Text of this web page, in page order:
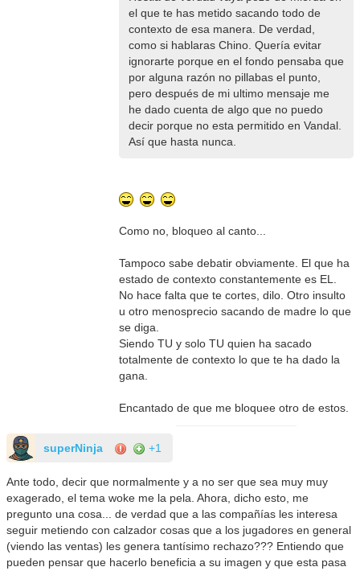
el que te has metido sacando todo de
contexto de esa manera. De verdad,
como si hablaras Chino. Quería evitar
ignorarte porque en el fondo pensaba que
por alguna razón no pillabas el punto,
pero después de mi ultimo mensaje me
he dado cuenta de algo que no puedo
decir porque no esta permitido en Vandal.
Así que hasta nunca.
Como no, bloqueo al canto...
Tampoco sabe debatir obviamente. El que ha
estado de contexto constantemente es EL.
No hace falta que te cortes, dilo. Otro insulto
u otro menosprecio sacando de madre lo que
se diga.
Siendo TU y solo TU quien ha sacado
totalmente de contexto lo que te ha dado la
gana.
Encantado de que me bloquee otro de estos.
superNinja +1
Ante todo, decir que normalmente y a no ser que sea muy muy
exagerado, el tema woke me la pela. Ahora, dicho esto, me
pregunto una cosa... de verdad que a las compañías les interesa
seguir metiendo con calzador cosas que a los jugadores en general
(viendo las ventas) les genera tantísimo rechazo??? Entiendo que
pueden pensar que hacerlo beneficia a su imagen y que esta pasa